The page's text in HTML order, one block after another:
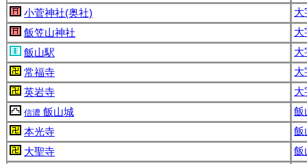
小菅神社(奥社)
大
飯笠山神社
大
飯山駅
大
常福寺
大
英岩寺
大
信濃 飯山城
飯
本光寺
飯
大聖寺
飯